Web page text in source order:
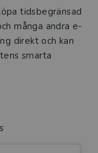
tidsbegränsad
många andra e-
direkt och kan
smarta